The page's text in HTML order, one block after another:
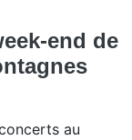
end de
au